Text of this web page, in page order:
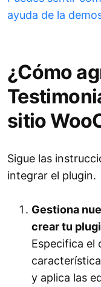
ayuda de la
¿Cómo
sitio
Sigue las
integrar el plugin.
Gestiona
crear tu
Especifica el
y aplica las